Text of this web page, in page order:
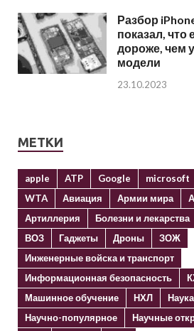
Разбор
показал, что
дороже, чем
модели
23.10.2023
МЕТКИ
apple ATP Google microsoft
WTA
Авиация Армии мира
Артиллерия
Болезни и лекарства
ВОЗ
Гаджеты Дроны
ЗОЖ
Инженерные войска и транспорт
Информационная безопасность
Машинное обучение
НХЛ
Наука
Научно-популярное
Научные